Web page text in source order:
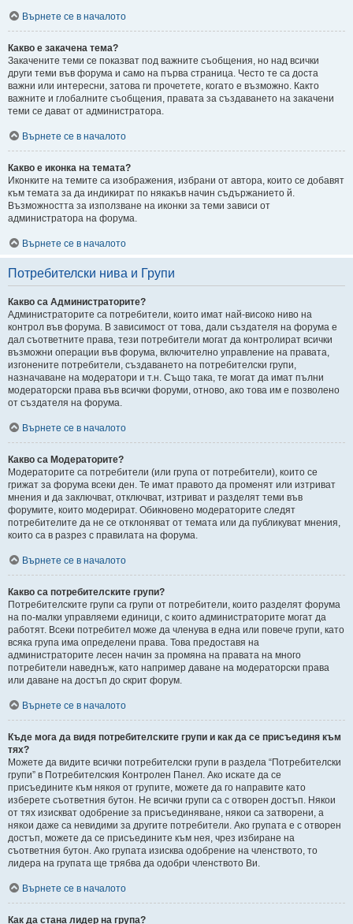
Върнете се в началото
Какво е закачена тема?
Закачените теми се показват под важните съобщения, но над всички
други теми във форума и само на първа страница. Често те са доста
важни или интересни, затова ги прочетете, когато е възможно. Както
важните и глобалните съобщения, правата за създаването на закачени
теми се дават от администратора.
Върнете се в началото
Какво е иконка на темата?
Иконките на темите са изображения, избрани от автора, които се добавят
към темата за да индикират по някакъв начин съдържанието й.
Възможността за използване на иконки за теми зависи от
администратора на форума.
Върнете се в началото
Потребителски нива и Групи
Какво са Администраторите?
Администраторите са потребители, които имат най-високо ниво на
контрол във форума. В зависимост от това, дали създателя на форума е
дал съответните права, тези потребители могат да контролират всички
възможни операции във форума, включително управление на правата,
изгонените потребители, създаването на потребителски групи,
назначаване на модератори и т.н. Също така, те могат да имат пълни
модераторски права във всички форуми, отново, ако това им е позволено
от създателя на форума.
Върнете се в началото
Какво са Модераторите?
Модераторите са потребители (или група от потребители), които се
грижат за форума всеки ден. Те имат правото да променят или изтриват
мнения и да заключват, отключват, изтриват и разделят теми във
форумите, които модерират. Обикновено модераторите следят
потребителите да не се отклоняват от темата или да публикуват мнения,
които са в разрез с правилата на форума.
Върнете се в началото
Какво са потребителските групи?
Потребителските групи са групи от потребители, които разделят форума
на по-малки управляеми единици, с които администраторите могат да
работят. Всеки потребител може да членува в една или повече групи, като
всяка група има определени права. Това предоставя на
администраторите лесен начин за промяна на правата на много
потребители наведнъж, като например даване на модераторски права
или даване на достъп до скрит форум.
Върнете се в началото
Къде мога да видя потребителските групи и как да се присъединя към
тях?
Можете да видите всички потребителски групи в раздела “Потребителски
групи” в Потребителския Контролен Панел. Ако искате да се
присъедините към някоя от групите, можете да го направите като
изберете съответния бутон. Не всички групи са с отворен достъп. Някои
от тях изискват одобрение за присъединяване, някои са затворени, а
някои даже са невидими за другите потребители. Ако групата е с отворен
достъп, можете да се присъедините към нея, чрез избиране на
съответния бутон. Ако групата изисква одобрение на членството, то
лидера на групата ще трябва да одобри членството Ви.
Върнете се в началото
Как да стана лидер на група?